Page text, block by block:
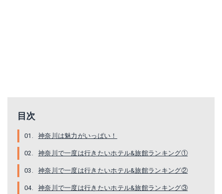
目次
神奈川は魅力がいっぱい！
神奈川で一度は行きたいホテル&旅館ランキング①
神奈川で一度は行きたいホテル&旅館ランキング②
神奈川で一度は行きたいホテル&旅館ランキング③